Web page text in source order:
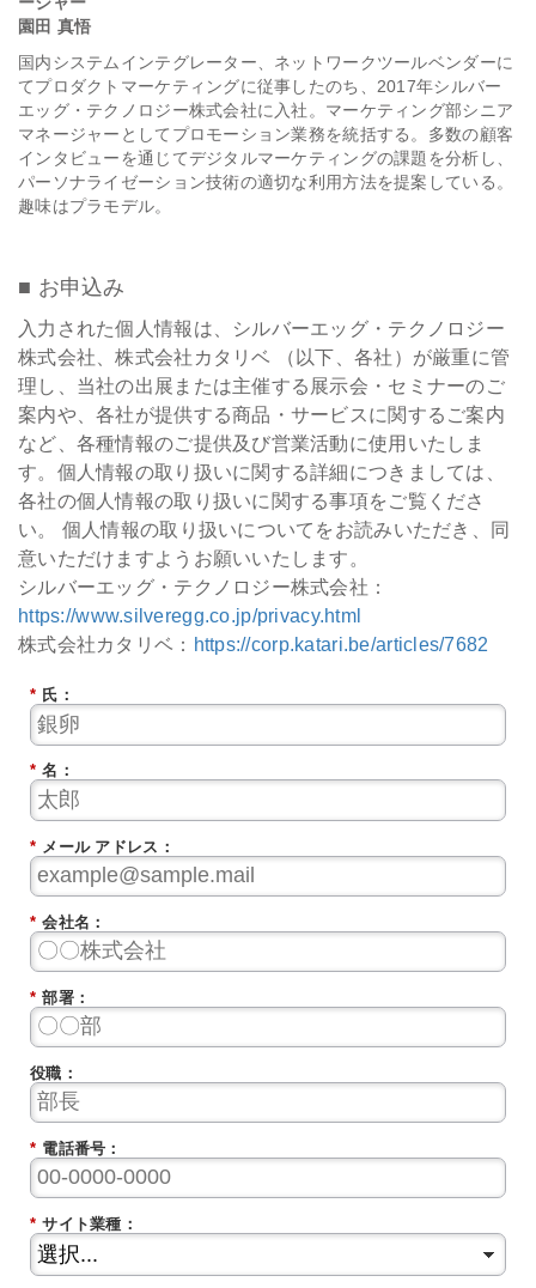
園田 真悟
国内システムインテグレーター、ネットワークツールベンダーに
てプロダクトマーケティングに従事したのち、2017年シルバー
エッグ・テクノロジー株式会社に入社。マーケティング部シニア
マネージャーとしてプロモーション業務を統括する。多数の顧客
インタビューを通じてデジタルマーケティングの課題を分析し、
パーソナライゼーション技術の適切な利用方法を提案している。
趣味はプラモデル。
■ お申込み
入力された個人情報は、シルバーエッグ・テクノロジー
株式会社、株式会社カタリベ （以下、各社）が厳重に管
理し、当社の出展または主催する展示会・セミナーのご
案内や、各社が提供する商品・サービスに関するご案内
など、各種情報のご提供及び営業活動に使用いたしま
す。個人情報の取り扱いに関する詳細につきましては、
各社の個人情報の取り扱いに関する事項をご覧くださ
い。 個人情報の取り扱いについてをお読みいただき、同
意いただけますようお願いいたします。
シルバーエッグ・テクノロジー株式会社：
https://www.silveregg.co.jp/privacy.html
株式会社カタリベ： https://corp.katari.be/articles/7682
* 氏：
* 名：
* メール アドレス：
* 会社名：
* 部署：
役職：
* 電話番号：
* サイト業種：